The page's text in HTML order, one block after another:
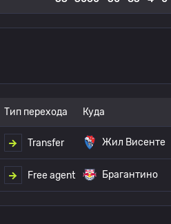
Тип перехода Куда
Transfer Жил Висенте
Free agent Брагантино